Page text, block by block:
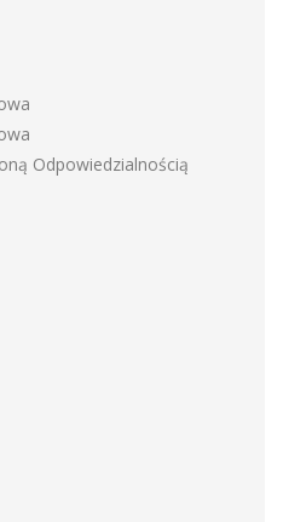
Odpowiedzialnością